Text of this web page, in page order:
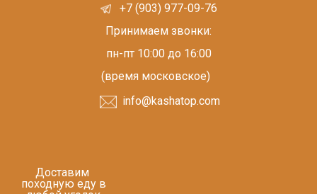
+7 (903) 977-09-76
Принимаем звонки:
пн-пт 10:00 до 16:00
(время московское)
info@kashatop.com
Доставим
походную еду в